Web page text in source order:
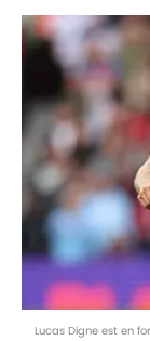
Lucas Digne est en